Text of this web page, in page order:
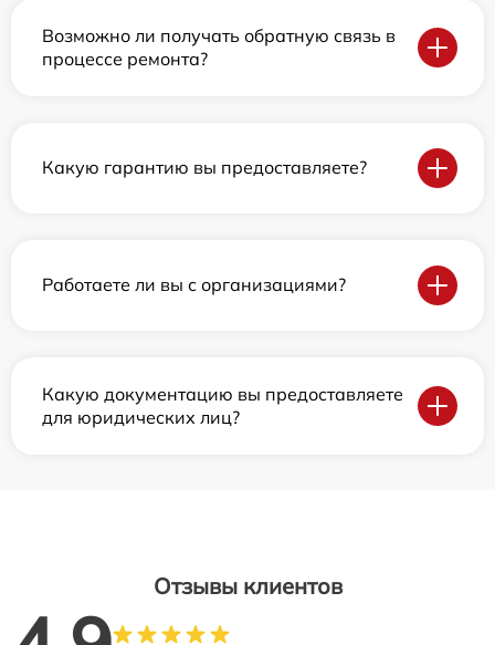
Возможно ли получать обратную связь в
процессе ремонта?
Какую гарантию вы предоставляете?
Работаете ли вы с организациями?
Какую документацию вы предоставляете
для юридических лиц?
Отзывы клиентов